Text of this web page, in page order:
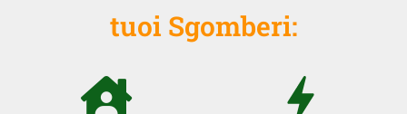
tuoi Sgomberi: